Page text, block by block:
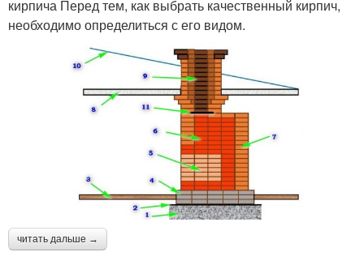
кирпича Перед тем, как выбрать качественный кирпич,
необходимо определиться с его видом.
читать дальше →